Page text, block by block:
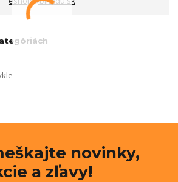
novinky,
a zľavy!